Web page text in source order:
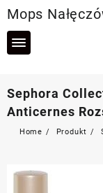
to
content
Mops
Sephora
Anticernes
Home Produkt